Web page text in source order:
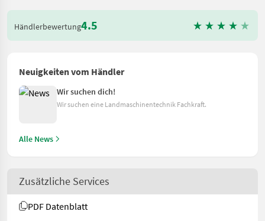
Händlerbewertung4.5
Neuigkeiten vom Händler
Wir suchen dich!
Wir suchen eine Landmaschinentechnik Fachkraft.
Alle News
Zusätzliche Services
PDF Datenblatt